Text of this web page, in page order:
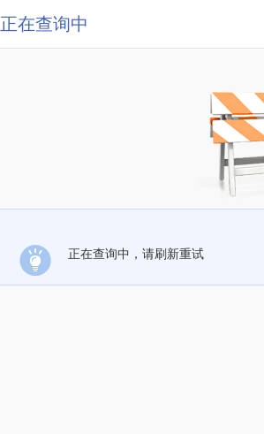
正在查询中
正在查询中，请刷新重试